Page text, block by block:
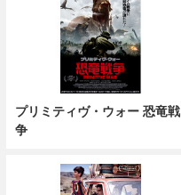
プリミティヴ・ウォー 恐竜戦
争